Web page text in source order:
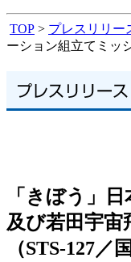
TOP > プレスリリー
ーション組立てミッ
「きぼう」
及び若田宇宙
（STS-127